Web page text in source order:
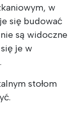
w
się budować
są widoczne
je w
stołom